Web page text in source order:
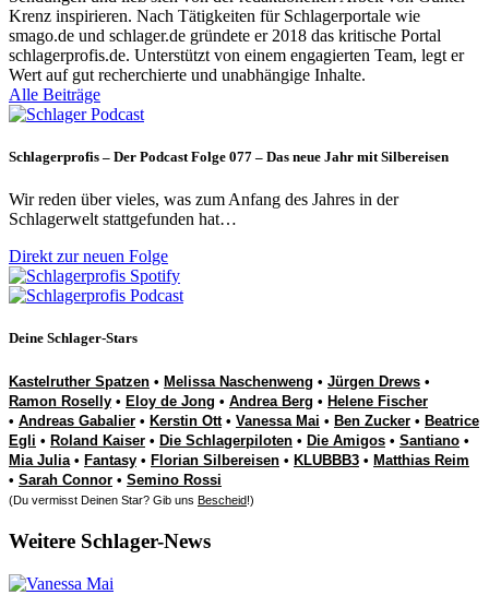
Krenz inspirieren. Nach Tätigkeiten für Schlagerportale wie
smago.de und schlager.de gründete er 2018 das kritische Portal
schlagerprofis.de. Unterstützt von einem engagierten Team, legt er
Wert auf gut recherchierte und unabhängige Inhalte.
Alle Beiträge
Schlagerprofis – Der Podcast Folge 077 – Das neue Jahr mit Silbereisen
Wir reden über vieles, was zum Anfang des Jahres in der
Schlagerwelt stattgefunden hat…
Direkt zur neuen Folge
Deine Schlager-Stars
Kastelruther Spatzen • Melissa Naschenweng • Jürgen Drews •
Ramon Roselly • Eloy de Jong • Andrea Berg • Helene Fischer
• Andreas Gabalier • Kerstin Ott• Vanessa Mai • Ben Zucker • Beatrice
Egli • Roland Kaiser • Die Schlagerpiloten • Die Amigos • Santiano •
Mia Julia• Fantasy • Florian Silbereisen • KLUBBB3 • Matthias Reim
• Sarah Connor • Semino Rossi
(Du vermisst Deinen Star? Gib uns Bescheid!)
Weitere Schlager-News